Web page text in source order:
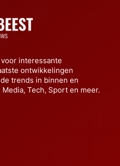
interessante
ontwikkelingen
trends in binnen en
Tech, Sport en meer.